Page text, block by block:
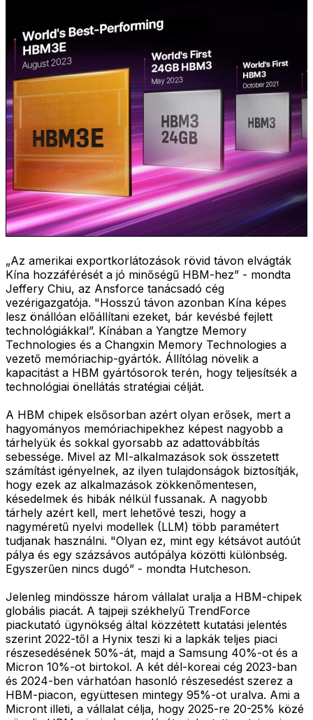
„Az amerikai exportkorlátozások rövid távon elvágták
Kína hozzáférését a jó minőségű HBM-hez” - mondta
Jeffery Chiu, az Ansforce tanácsadó cég
vezérigazgatója. "Hosszú távon azonban Kína képes
lesz önállóan előállítani ezeket, bár kevésbé fejlett
technológiákkal”. Kínában a Yangtze Memory
Technologies és a Changxin Memory Technologies a
vezető memóriachip-gyártók. Állítólag növelik a
kapacitást a HBM gyártósorok terén, hogy teljesítsék a
technológiai önellátás stratégiai célját.
A HBM chipek elsősorban azért olyan erősek, mert a
hagyományos memóriachipekhez képest nagyobb a
tárhelyük és sokkal gyorsabb az adattovábbítás
sebessége. Mivel az MI-alkalmazások sok összetett
számítást igényelnek, az ilyen tulajdonságok biztosítják,
hogy ezek az alkalmazások zökkenőmentesen,
késedelmek és hibák nélkül fussanak. A nagyobb
tárhely azért kell, mert lehetővé teszi, hogy a
nagyméretű nyelvi modellek (LLM) több paramétert
tudjanak használni. "Olyan ez, mint egy kétsávot autóút
pálya és egy százsávos autópálya közötti különbség.
Egyszerűen nincs dugó” - mondta Hutcheson.
Jelenleg mindössze három vállalat uralja a HBM-chipek
globális piacát. A tajpeji székhelyű TrendForce
piackutató ügynökség által közzétett kutatási jelentés
szerint 2022-től a Hynix teszi ki a lapkák teljes piaci
részesedésének 50%-át, majd a Samsung 40%-ot és a
Micron 10%-ot birtokol. A két dél-koreai cég 2023-ban
és 2024-ben várhatóan hasonló részesedést szerez a
HBM-piacon, együttesen mintegy 95%-ot uralva. Ami a
Micront illeti, a vállalat célja, hogy 2025-re 20-25% közé